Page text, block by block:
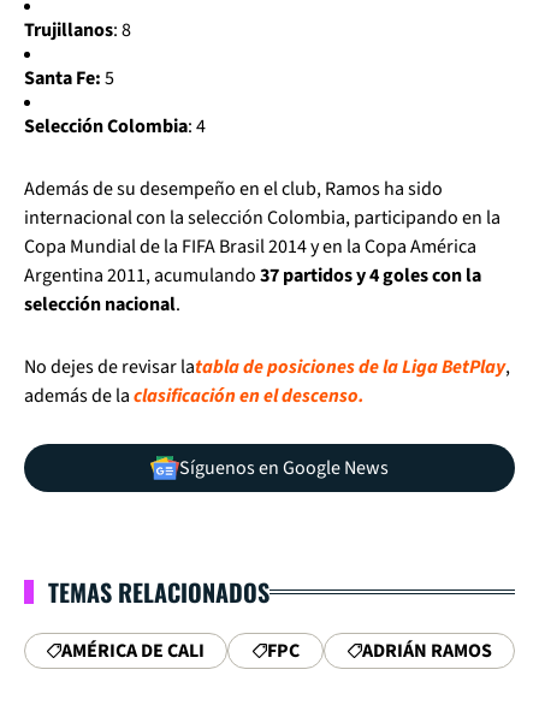
Trujillanos: 8
Santa Fe:5
Selección Colombia: 4
Además de su desempeño en el club, Ramos ha sido
internacional con la selección Colombia, participando en la
Copa Mundial de la FIFA Brasil 2014 y en la Copa América
Argentina 2011, acumulando37 partidos y 4 goles con la
selección nacional.
No dejes de revisar latabla de posiciones de la Liga BetPlay,
además de laclasificación en el descenso.
Síguenos en Google News
TEMAS RELACIONADOS
AMÉRICA DE CALI FPC ADRIÁN RAMOS